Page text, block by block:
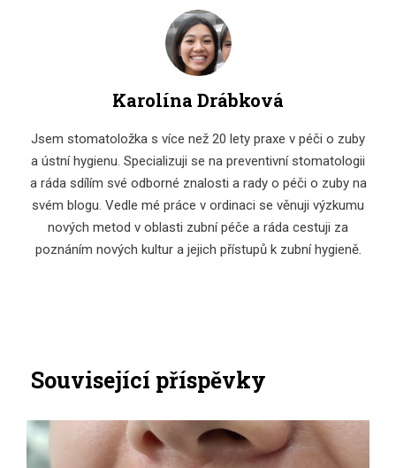
Karolína Drábková
Jsem stomatoložka s více než 20 lety praxe v péči o zuby
a ústní hygienu. Specializuji se na preventivní stomatologii
a ráda sdílím své odborné znalosti a rady o péči o zuby na
svém blogu. Vedle mé práce v ordinaci se věnuji výzkumu
nových metod v oblasti zubní péče a ráda cestuji za
poznáním nových kultur a jejich přístupů k zubní hygieně.
Související příspěvky